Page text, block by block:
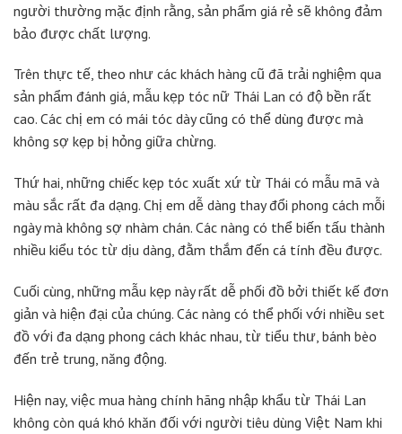
người thường mặc định rằng, sản phẩm giá rẻ sẽ không đảm
bảo được chất lượng.
Trên thực tế, theo như các khách hàng cũ đã trải nghiệm qua
sản phẩm đánh giá, mẫu kẹp tóc nữ Thái Lan có độ bền rất
cao. Các chị em có mái tóc dày cũng có thể dùng được mà
không sợ kẹp bị hỏng giữa chừng.
Thứ hai, những chiếc kẹp tóc xuất xứ từ Thái có mẫu mã và
màu sắc rất đa dạng. Chị em dễ dàng thay đổi phong cách mỗi
ngày mà không sợ nhàm chán. Các nàng có thể biến tấu thành
nhiều kiểu tóc từ dịu dàng, đằm thắm đến cá tính đều được.
Cuối cùng, những mẫu kẹp này rất dễ phối đồ bởi thiết kế đơn
giản và hiện đại của chúng. Các nàng có thể phối với nhiều set
đồ với đa dạng phong cách khác nhau, từ tiểu thư, bánh bèo
đến trẻ trung, năng động.
Hiện nay, việc mua hàng chính hãng nhập khẩu từ Thái Lan
không còn quá khó khăn đối với người tiêu dùng Việt Nam khi